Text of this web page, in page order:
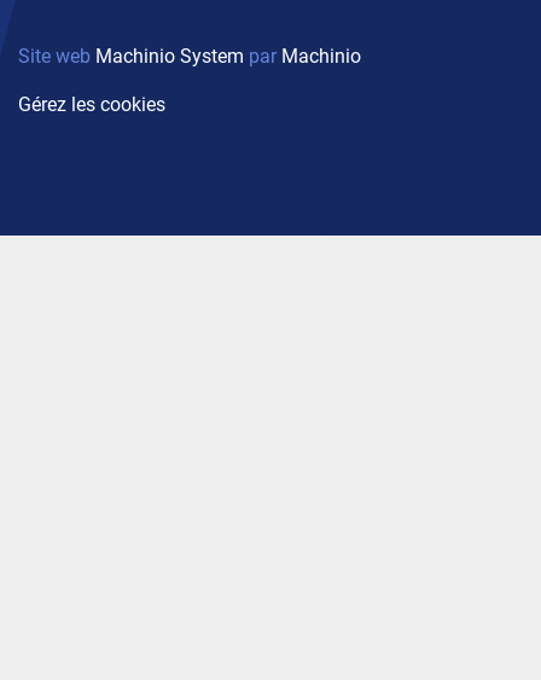
Site web Machinio System par Machinio
Gérez les cookies